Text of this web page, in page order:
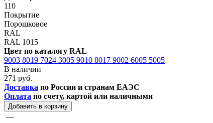
110
Покрытие
Порошковое
RAL
RAL 1015
Цвет по каталогу RAL
9003 8019 7024 3005 9010 8017 9002 6005 5005
В наличии
271 руб.
Доставка по России и странам ЕАЭС
Оплата по счету, картой или наличными
Добавить в корзину